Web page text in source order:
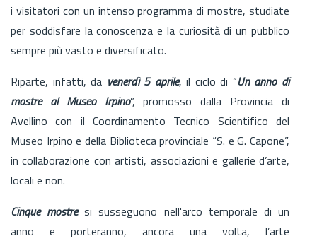
i visitatori con un intenso programma di mostre, studiate
per soddisfare la conoscenza e la curiosità di un pubblico
sempre più vasto e diversificato.
Riparte, infatti, da venerdì 5 aprile, il ciclo di “Un anno di
mostre al Museo Irpino”, promosso dalla Provincia di
Avellino con il Coordinamento Tecnico Scientifico del
Museo Irpino e della Biblioteca provinciale “S. e G. Capone”,
in collaborazione con artisti, associazioni e gallerie d’arte,
locali e non.
Cinque mostresi susseguono nell'arco temporale di un
anno e porteranno, ancora una volta, l’arte